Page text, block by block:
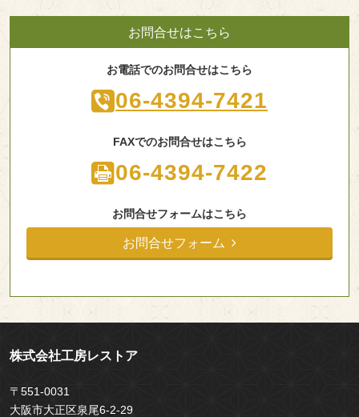
お問合せはこちら
お電話でのお問合せはこちら
06-4394-7421
FAXでのお問合せはこちら
06-4394-7422
お問合せフォームはこちら
お問合せフォーム
株式会社工房レストア
〒551-0031
大阪市大正区泉尾6-2-29